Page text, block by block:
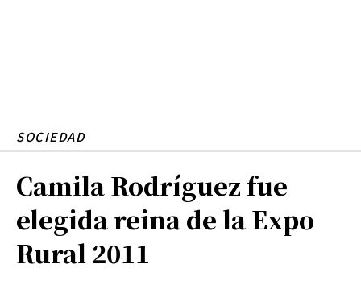
SOCIEDAD
Camila Rodríguez fue
elegida reina de la Expo
Rural 2011